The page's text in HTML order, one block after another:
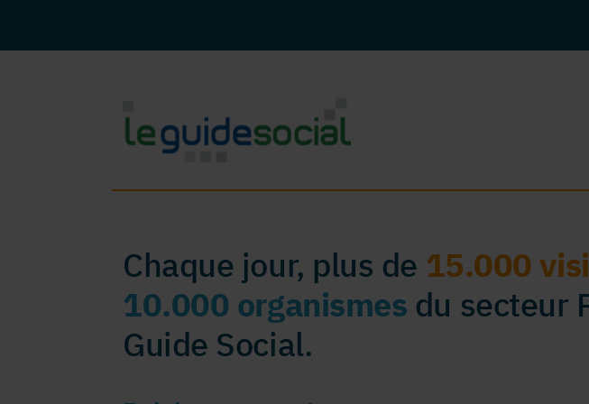
Chaque jour, plus de 15.000
10.000 organismes du secteur
Guide Social.